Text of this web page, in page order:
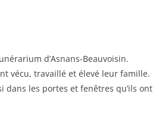
d’Asnans-Beauvoisin.
vécu, travaillé et élevé leur famille.
les portes et fenêtres qu’ils ont